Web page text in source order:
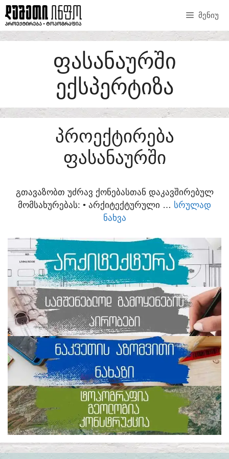
SKIP
TO
CONTENT
ᲛᲔᲜᲘᲣ
ᲤᲐᲡᲐᲜᲐᲣᲠᲨᲘ
ᲔᲥᲡᲞᲔᲠᲢᲘᲖᲐ
ᲞᲠᲝᲔᲥᲢᲘᲠᲔᲑᲐ
ᲤᲐᲡᲐᲜᲐᲣᲠᲨᲘ
ᲒᲗᲐᲕᲐᲖᲝᲑᲗ ᲣᲫᲠᲐᲕ ᲥᲝᲜᲔᲑᲐᲡᲗᲐᲜ ᲓᲐᲙᲐᲕᲨᲘᲠᲔᲑᲣᲚ
ᲛᲝᲛᲡᲐᲮᲣᲠᲔᲑᲐᲡ:​ • ᲐᲠᲥᲘᲢᲔᲥᲢᲣᲠᲣᲚᲘ … ᲡᲠᲣᲚᲐᲓ
ᲜᲐᲮᲕᲐ